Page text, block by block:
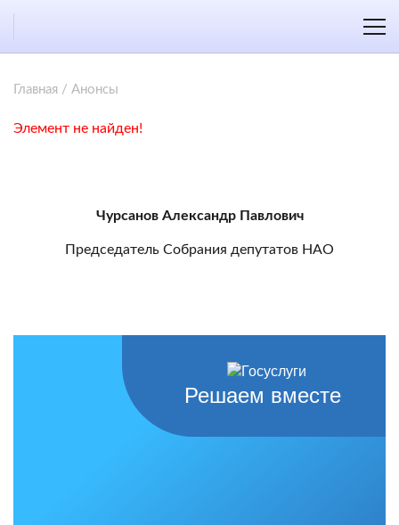
Главная / Анонсы
Элемент не найден!
Чурсанов Александр Павлович
Председатель Собрания депутатов НАО
Решаем вместе